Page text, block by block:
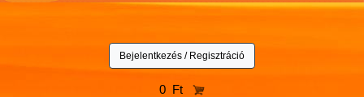
Bejelentkezés / Regisztráció
0 Ft